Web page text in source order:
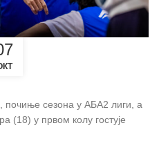
почиње сезона у АБА2 лиги, а
(18) у првом колу гостује